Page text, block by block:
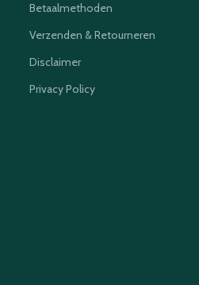
Betaalmethoden
Verzenden & Retourneren
Disclaimer
Privacy Policy